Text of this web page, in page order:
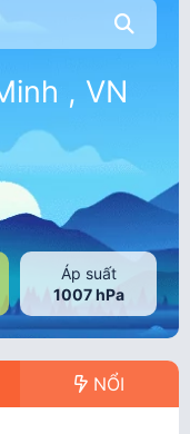
, VN
Áp suất
1007 hPa
NỔI